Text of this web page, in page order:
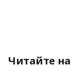
Читайте